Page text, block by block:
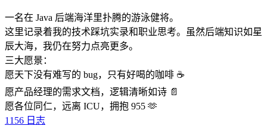
一名在 Java 后端海洋里扑腾的游泳健将。
这里记录着我的技术踩坑实录和职业思考。虽然后端知识如星
辰大海，我仍在努力点亮更多。
三大愿景：
愿天下没有难写的 bug，只有好喝的咖啡 ☕️
愿产品经理的需求文档，逻辑清晰如诗 📄
愿各位同仁，远离 ICU，拥抱 955 🫶
1156 日志